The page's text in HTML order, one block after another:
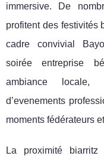
immersive. De
profitent des festivités
cadre convivial
soirée entreprise
ambiance locale,
d’evenements
moments fédérateurs
La proximité